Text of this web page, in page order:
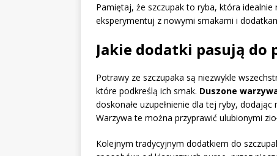
Pamiętaj, że szczupak to ryba, która
eksperymentuj z nowymi smakami i
Jakie dodatki pasują do
Potrawy ze szczupaka są niezwykle
które podkreślą ich smak. Duszone
doskonałe uzupełnienie dla tej ryby,
Warzywa te można przyprawić ulubionymi
Kolejnym tradycyjnym dodatkiem do